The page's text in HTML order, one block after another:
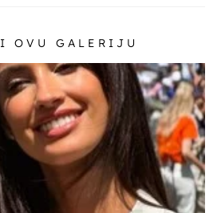
I OVU GALERIJU